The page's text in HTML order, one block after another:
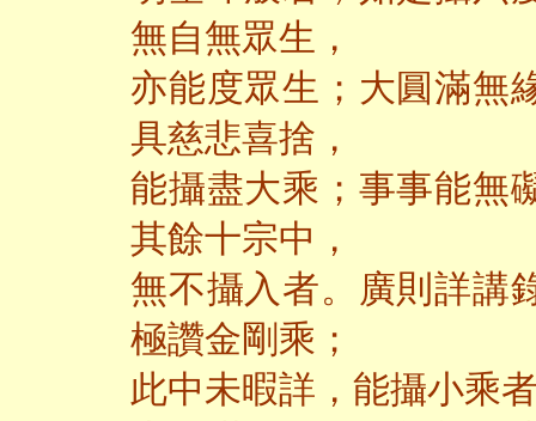
無自無眾生，
亦能度眾生；大圓滿無
具慈悲喜捨，
能攝盡大乘；事事能無
其餘十宗中，
無不攝入者。廣則詳講
極讚金剛乘；
此中未暇詳，能攝小乘